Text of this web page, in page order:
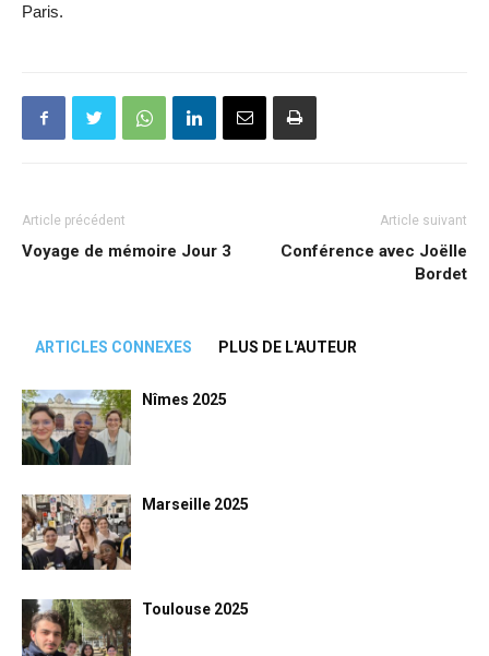
Paris.
Article précédent
Voyage de mémoire Jour 3
Article suivant
Conférence avec Joëlle
Bordet
ARTICLES CONNEXES PLUS DE L'AUTEUR
Nîmes 2025
Marseille 2025
Toulouse 2025